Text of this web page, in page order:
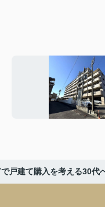
戸建て購入を考える30代